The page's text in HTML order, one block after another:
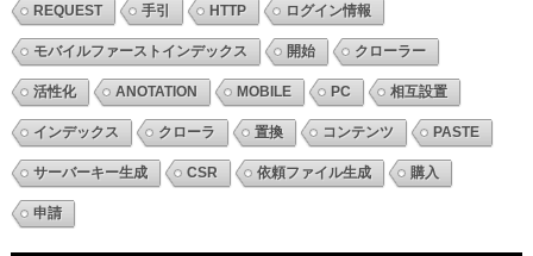
REQUEST 手引 HTTP ログイン情報
モバイルファーストインデックス 開始 クローラー
活性化 ANOTATION MOBILE PC 相互設置
インデックス クローラ 置換 コンテンツ PASTE
サーバーキー生成 CSR 依頼ファイル生成 購入
申請